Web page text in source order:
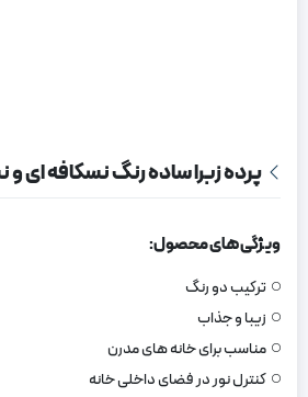
پرده زبرا ساده رنگ نسکافه ای و
ویژگی های محصول:
ترکیب دو رنگ
زیبا و جذاب
مناسب برای خانه های مدرن
کنترل نور در فضای داخلی خانه